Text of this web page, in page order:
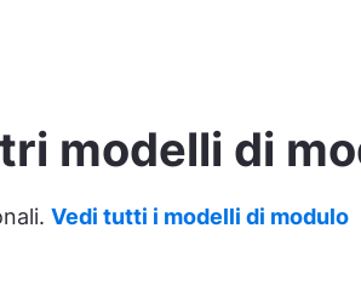
modelli di
Vedi tutti i modelli di modulo